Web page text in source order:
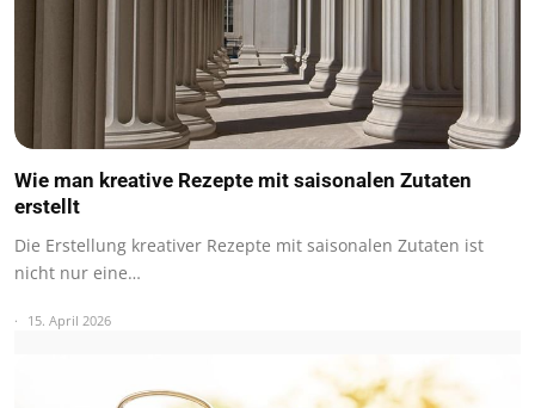
Wie man kreative Rezepte mit saisonalen Zutaten
erstellt
Die Erstellung kreativer Rezepte mit saisonalen Zutaten ist
nicht nur eine…
15. April 2026